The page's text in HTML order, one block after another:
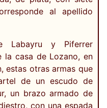
al apellido
Labayru y Piferrer
la casa de Lozano, en
estas otras armas que
de un escudo de
un brazo armado de
con una espada